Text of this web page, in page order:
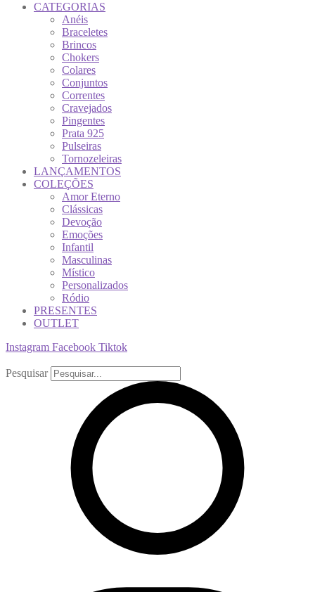
CATEGORIAS
Anéis
Braceletes
Brincos
Chokers
Colares
Conjuntos
Correntes
Cravejados
Pingentes
Prata 925
Pulseiras
Tornozeleiras
LANÇAMENTOS
COLEÇÕES
Amor Eterno
Clássicas
Devoção
Emoções
Infantil
Masculinas
Místico
Personalizados
Ródio
PRESENTES
OUTLET
Instagram Facebook Tiktok
Pesquisar